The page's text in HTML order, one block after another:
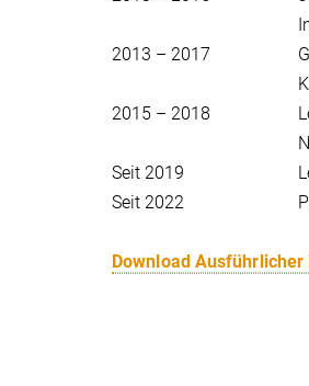
2013 – 2017
2015 – 2018
Seit 2019
Seit 2022
Download